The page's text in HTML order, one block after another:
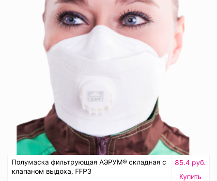
Полумаска фильтрующая АЭРУМ® складная с
клапаном выдоха, FFP3
85.4 руб.
Купить